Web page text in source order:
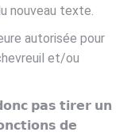
nouveau texte.
autorisée pour
et/ou
𝗽𝗮𝘀 𝘁𝗶𝗿𝗲𝗿 𝘂𝗻
𝗱𝗲